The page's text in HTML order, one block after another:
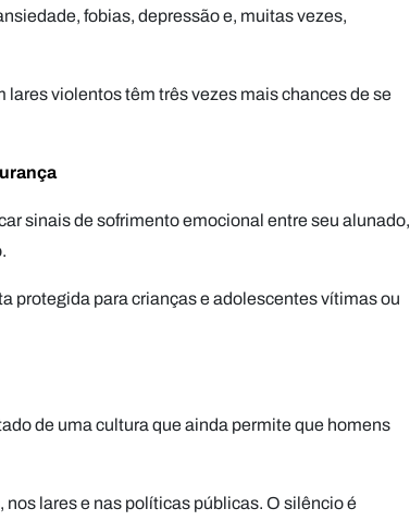
fobias, depressão e, muitas vezes,
violentos têm três vezes mais chances de se
sinais de sofrimento emocional entre seu alunado,
protegida para crianças e adolescentes vítimas ou
de uma cultura que ainda permite que homens
lares e nas políticas públicas. O silêncio é